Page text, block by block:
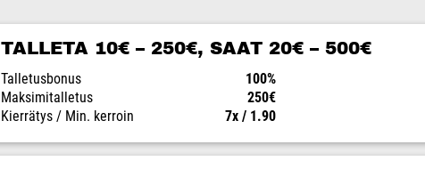
TALLETA 10€ – 250€, SAAT 20€ – 500€
Talletusbonus
100%
Maksimitalletus
250€
Kierrätys / Min. kerroin
7x / 1.90